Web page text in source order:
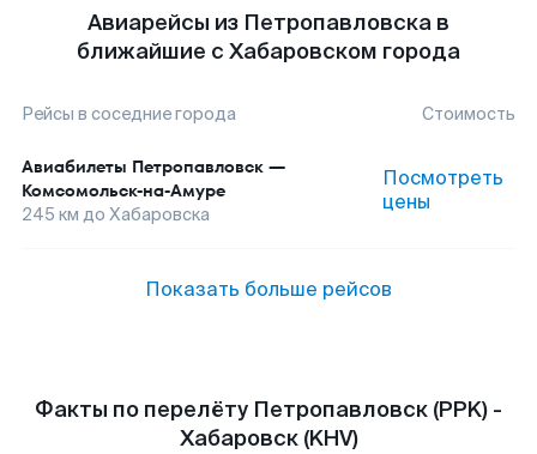
Авиарейсы из Петропавловска в
ближайшие с Хабаровском города
Рейсы в соседние города Стоимость
Авиабилеты Петропавловск —
Комсомольск-на-Амуре
245 км до Хабаровска
Посмотреть
цены
Показать больше рейсов
Факты по перелёту Петропавловск (PPK) -
Хабаровск (KHV)